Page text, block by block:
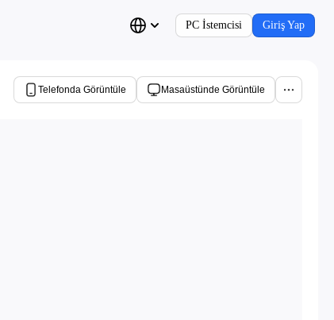
PC İstemcisi Giriş Yap
Telefonda Görüntüle Masaüstünde Görüntüle